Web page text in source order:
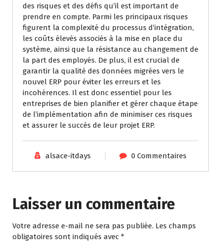
des risques et des défis qu’il est important de
prendre en compte. Parmi les principaux risques
figurent la complexité du processus d’intégration,
les coûts élevés associés à la mise en place du
système, ainsi que la résistance au changement de
la part des employés. De plus, il est crucial de
garantir la qualité des données migrées vers le
nouvel ERP pour éviter les erreurs et les
incohérences. Il est donc essentiel pour les
entreprises de bien planifier et gérer chaque étape
de l’implémentation afin de minimiser ces risques
et assurer le succès de leur projet ERP.
alsace-itdays 0 Commentaires
Laisser un commentaire
Votre adresse e-mail ne sera pas publiée. Les champs
obligatoires sont indiqués avec *